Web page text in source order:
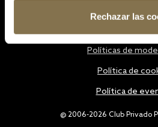
Rechazar las
@ 2006-2026 Club Privado
Políticas de
Política de
Política de